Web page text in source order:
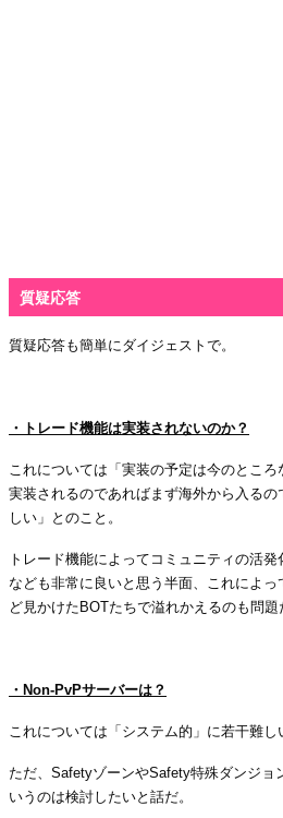
質疑応答
質疑応答も簡単にダイジェストで。
・トレード機能は実装されないのか？
これについては「実装の予定は今のところ
実装されるのであればまず海外から入る
しい」とのこと。
トレード機能によってコミュニティの活
なども非常に良いと思う半面、これによ
ど見かけた BOTたちで溢れかえるのも問題
・ Non-PvPサーバーは？
これについては「システム的」に若干難し
ただ、 SafetyゾーンやSafety特殊ダンジョ
いうのは検討したいと話だ。